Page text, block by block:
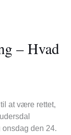
– Hvad
at være rettet,
den 24.